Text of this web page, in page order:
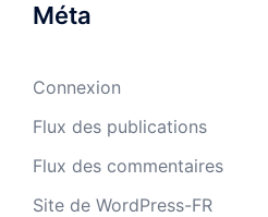
Méta
Connexion
Flux des publications
Flux des commentaires
Site de WordPress-FR